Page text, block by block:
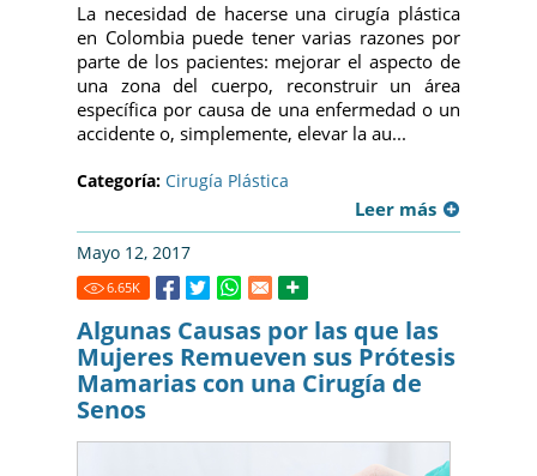
La necesidad de hacerse una cirugía plástica
en Colombia puede tener varias razones por
parte de los pacientes: mejorar el aspecto de
una zona del cuerpo, reconstruir un área
específica por causa de una enfermedad o un
accidente o, simplemente, elevar la au...
Categoría: Cirugía Plástica
Leer más
Mayo 12, 2017
6.65K
Algunas Causas por las que las
Mujeres Remueven sus Prótesis
Mamarias con una Cirugía de
Senos